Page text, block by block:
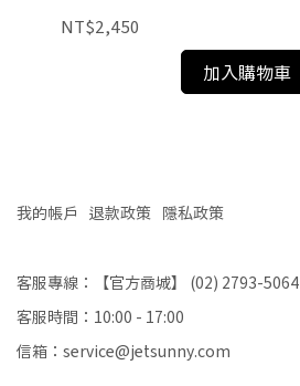
NT$2,450
加入購物車
我的帳戶 退款政策 隱私政策
客服專線：【官方商城】 (02) 2793-5064
客服時間：10:00 - 17:00
信箱：service@jetsunny.com